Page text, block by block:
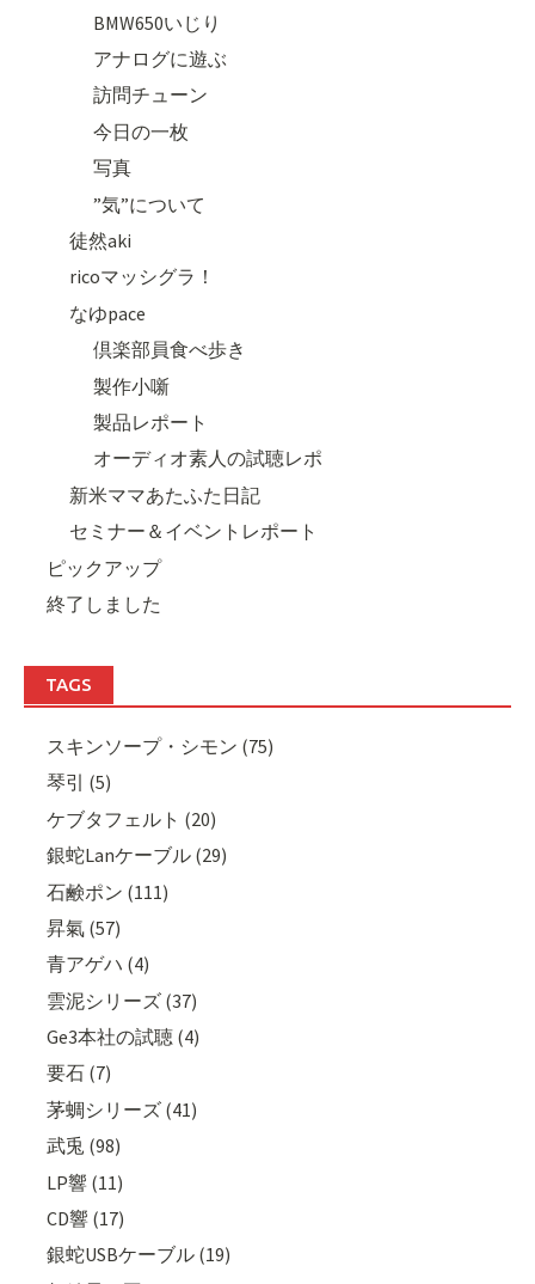
BMW650いじり
アナログに遊ぶ
訪問チューン
今日の一枚
写真
”気”について
徒然aki
ricoマッシグラ！
なゆpace
倶楽部員食べ歩き
製作小噺
製品レポート
オーディオ素人の試聴レポ
新米ママあたふた日記
セミナー＆イベントレポート
ピックアップ
終了しました
TAGS
スキンソープ・シモン (75)
琴引 (5)
ケブタフェルト (20)
銀蛇Lanケーブル (29)
石鹸ポン (111)
昇氣 (57)
青アゲハ (4)
雲泥シリーズ (37)
Ge3本社の試聴 (4)
要石 (7)
茅蜩シリーズ (41)
武兎 (98)
LP響 (11)
CD響 (17)
銀蛇USBケーブル (19)